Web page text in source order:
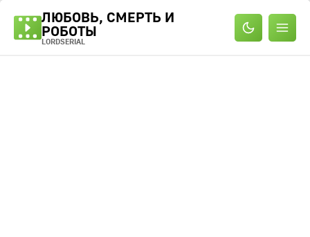
ЛЮБОВЬ, СМЕРТЬ И
РОБОТЫ
LORDSERIAL